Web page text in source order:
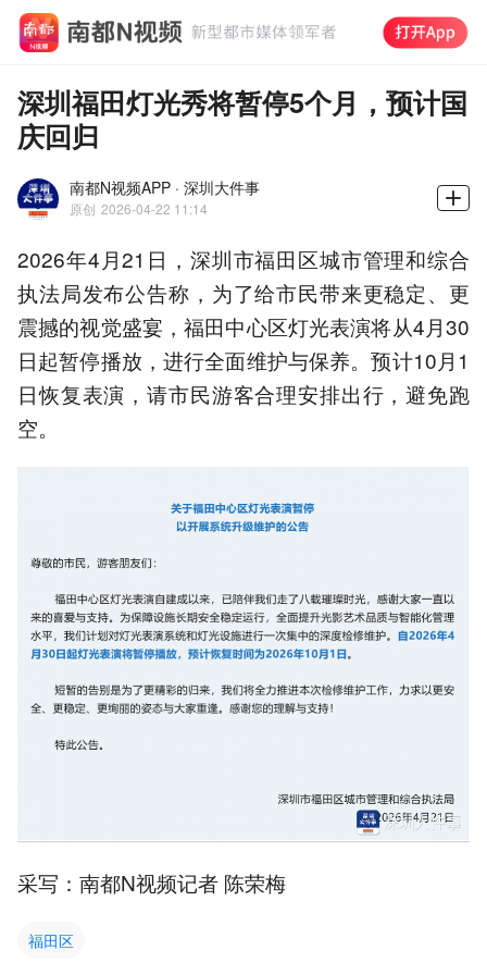
深圳福田灯光秀将暂停5个月，预计国
庆回归
南都N视频APP · 深圳大件事
原创 2026-04-22 11:14
2026年4月21日，深圳市福田区城市管理和综合
执法局发布公告称，为了给市民带来更稳定、更
震撼的视觉盛宴，福田中心区灯光表演将从4月30
日起暂停播放，进行全面维护与保养。预计10月1
日恢复表演，请市民游客合理安排出行，避免跑
空。
采写：南都N视频记者 陈荣梅
福田区